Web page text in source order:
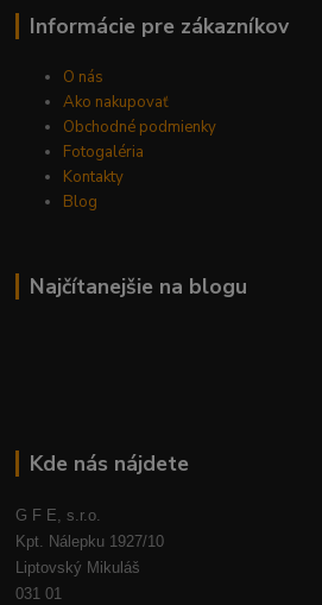
Informácie pre zákazníkov
O nás
Ako nakupovať
Obchodné podmienky
Fotogaléria
Kontakty
Blog
Najčítanejšie na blogu
Kde nás nájdete
G F E, s.r.o.
Kpt. Nálepku 1927/10
Liptovský Mikuláš
031 01